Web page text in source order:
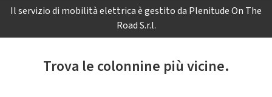
Il servizio di mobilità elettrica è gestito da Plenitude On The
Road S.r.l.
Trova le colonnine più vicine.